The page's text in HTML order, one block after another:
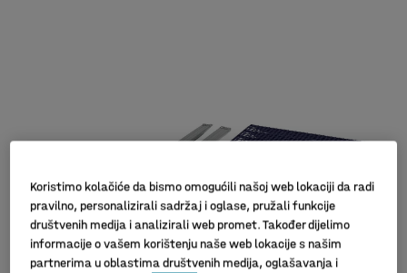
Koristimo kolačiće da bismo omogućili našoj web lokaciji da radi
pravilno, personalizirali sadržaj i oglase, pružali funkcije
društvenih medija i analizirali web promet. Također dijelimo
informacije o vašem korištenju naše web lokacije s našim
partnerima u oblastima društvenih medija, oglašavanja i